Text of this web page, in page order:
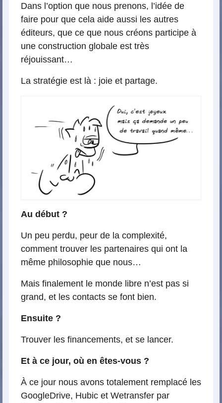
Dans l’option que nous prenons, l’idée de
faire pour que cela aide aussi les autres
éditeurs, que ce que nous créons participe à
une construction globale est très
réjouissant…
La stratégie est là : joie et partage.
Au début ?
Un peu perdu, peur de la complexité,
comment trouver les partenaires qui ont la
même philosophie que nous…
Mais finalement le monde libre n’est pas si
grand, et les contacts se font bien.
Ensuite ?
Trouver les financements, et se lancer.
Et à ce jour, où en êtes-vous ?
À ce jour nous avons totalement remplacé les
GoogleDrive, Hubic et Wetransfer par